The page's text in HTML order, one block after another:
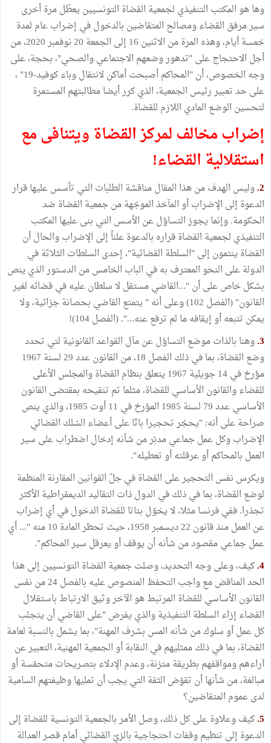
وها هو المكتب التنفيذي لجمعية القضاة التونسيين يعطّل مرة أخرى
سير مرفق القضاء ومصالح المتقاضين بالدخول في إضراب عام لمدة
خمسة أيام، وهذه المرة من الاثنين 16 إلى الجمعة 20 نوفمبر 2020، من
أجل الاحتجاج على "تدهور وضعهم الاجتماعي والصحي"، بحجة، على
وجه الخصوص، أن "المحاكم أصبحت أماكن لانتقال وباء كوفيد-19" ،
على حد تعبير رئيس الجمعية، الذي كرر أيضا مطالبتهم المستمرة
لتحسين الوضع المادي اللازم للقضاة.
إضراب مخالف لمركز القضاة ويتنافى مع
استقلالية القضاء!
2. وليس الهدف من هذا المقال مناقشة الطلبات التي تأسس عليها قرار
الدعوة إلى الإضراب أو المآخذ الموجّهة من جمعية القضاة ضد
الحكومة. وإنما يجوز التساؤل عن الأسس التي بنى عليها المكتب
التنفيذي لجمعية القضاة قراره بالدعوة علناً إلى الإضراب والحال أن
القضاة ينتمون إلى "السلطة القضائية"، إحدى السلطات الثلاثة في
الدولة على النحو المعترف به في الباب الخامس من الدستور الذي ينص
بشكل خاص على أن "...القاضي مستقل لا سلطان عليه في قضائه لغير
القانون" (الفصل 102) وعلى أنه " يتمتع القاضي بحصانة جزائية، ولا
يمكن تتبعه أو إيقافه ما لم ترفع عنه...". (الفصل 104)!
3. وهنا بالذات موضع التساؤل عن مآل القواعد القانونية لتي تحدد
وضع القضاة، بما في ذلك الفصل 18، من القانون عدد 29 لسنة 1967
مؤرخ في 14 جويلية 1967 يتعلق بنظام القضاة والمجلس الأعلى
للقضاء والقانون الأساسي للقضاة، مثلما تم تنقيحه بمقتضى القانون
الأساسي عدد 79 لسنة 1985 المؤرخ في 11 أوت 1985، والذي ينص
صراحة على أنه: "يحجّر تحجيرا باتّا على أعضاء السّلك القضائي
الإضراب وكل عمل جماعي مدبّر من شأنه إدخال اضطراب على سير
العمل بالمحاكم أو عرقلته أو تعطيله".
ويكرس نفس التحجير على القضاة في جلّ القوانين المقارنة المنظمة
لوضع القضاة، بما في ذلك في الدول ذات التقاليد الديمقراطية الأكثر
تجذرا. ففي فرنسا مثلا، لا يخوّل بتاتا للقضاة الدخول في أي إضراب
عن العمل منذ قانون 22 ديسمبر 1958، حيث تحظر المادة 10 منه "... أي
عمل جماعي مقصود من شأنه أن يوقف أو يعرقل سير المحاكم".
4. كيف، وعلى وجه التحديد، وصلت جمعية القضاة التونسيين إلى هذا
الحد المناقض مع واجب التحفظ المنصوص عليه بالفصل 24 من نفس
القانون الأساسي للقضاة المرتبط هو الآخر وثيق الارتباط باستقلال
القضاء إزاء السلطة التنفيذية والذي يفرض "على القاضي أن يتجنّب
كل عمل أو سلوك من شأنه المس بشرف المهنة"، بما يشمل بالنسبة لعامة
القضاة، بما في ذلك ممثليهم في النقابة أو الجمعية المهنية، التعبير عن
آراءهم ومواقفهم بطريقة متزنة، وعدم الإدلاء بتصريحات متحمّسة أو
مبالغة، من شأنها أن تقوّض الثقة التي يجب أن تمليها وظيفتهم السامية
لدى عموم المتقاضين؟
5. كيف وعلاوة على كل ذلك، وصل الأمر بالجمعية التونسية للقضاة إلى
الدعوة إلى تنظيم وقفات احتجاجية بالزيّ القضائي أمام قصر العدالة